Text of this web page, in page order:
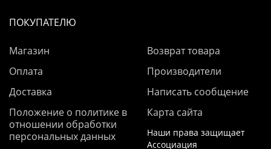
ПОКУПАТЕЛЮ
Магазин
Оплата
Доставка
Положение о политике в
отношении обработки
персональных данных
Возврат товара
Производители
Написать сообщение
Карта сайта
Наши права защищает
Ассоциация